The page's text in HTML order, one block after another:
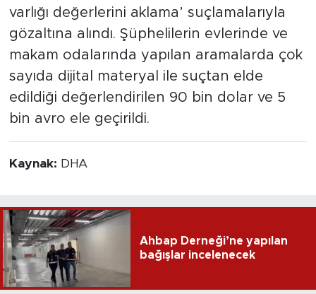
varlığı değerlerini aklama’ suçlamalarıyla
gözaltına alındı. Şüphelilerin evlerinde ve
makam odalarında yapılan aramalarda çok
sayıda dijital materyal ile suçtan elde
edildiği değerlendirilen 90 bin dolar ve 5
bin avro ele geçirildi.
Kaynak: DHA
Ahbap Derneği’ne yapılan
bağışlar incelenecek